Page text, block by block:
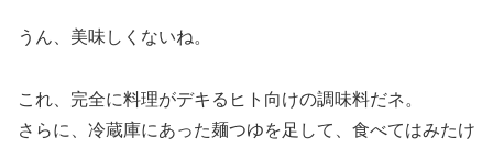
うん、美味しくないね。
これ、完全に料理がデキるヒト向けの調味料だネ。
さらに、冷蔵庫にあった麺つゆを足して、食べてはみたけ